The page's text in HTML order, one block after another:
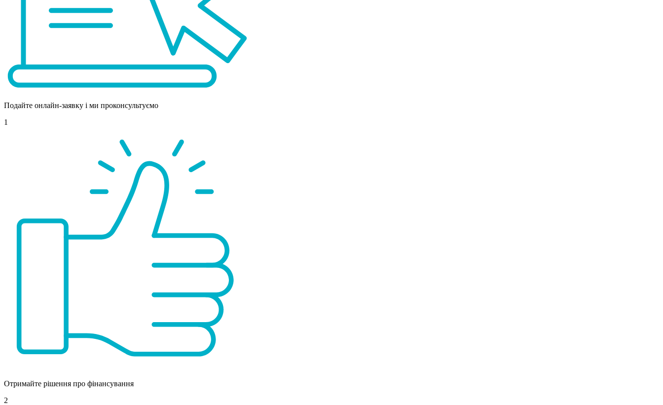
Подайте онлайн-заявку і ми проконсультуємо
1
Отримайте рішення про фінансування
2